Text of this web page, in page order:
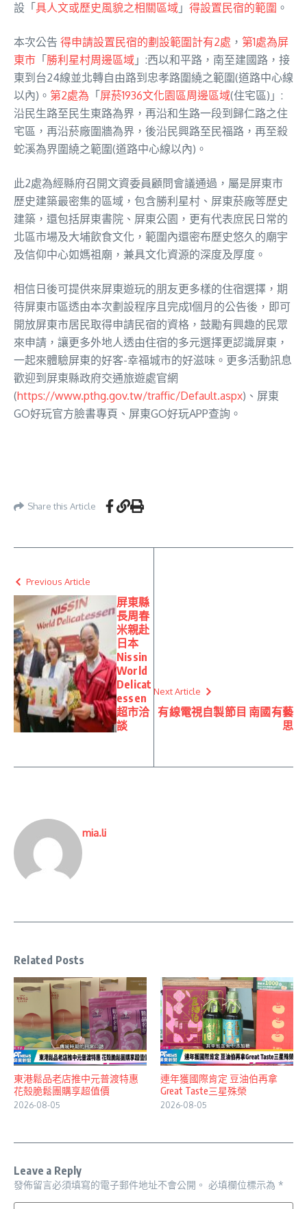
設「 具人文或歷史風貌之相關區域 」 得設置民宿的範圍 。
本次公告 得申請設置民宿的劃設範圍計有2處 ， 第1處為屏
東市 「 勝利星村周邊區域 」:西以和平路，南至建國路，接
東到台24線並北轉自由路到忠孝路圍繞之範圍(道路中心線
以內)。 第2處為 「 屏菸1936文化園區周邊區域(住宅區)」:
沿民生路至民生東路為界，再沿和生路一段到歸仁路之住
宅區，再沿菸廠圍牆為界，後沿民興路至民福路，再至殺
蛇溪為界圍繞之範圍(道路中心線以內)。
此2處為經縣府召開文資委員顧問會議通過，屬是屏東市
歷史建築最密集的區域，包含勝利星村、屏東菸廠等歷史
建築，還包括屏東書院、屏東公園，更有代表庶民日常的
北區市場及大埔飲食文化，範圍內還密布歷史悠久的廟宇
及信仰中心如媽祖廟，兼具文化資源的深度及厚度。
相信日後可提供來屏東遊玩的朋友更多樣的住宿選擇，期
待屏東市區透由本次劃設程序且完成1個月的公告後，即可
開放屏東市居民取得申請民宿的資格，鼓勵有興趣的民眾
來申請，讓更多外地人透由住宿的多元選擇更認識屏東，
一起來體驗屏東的好客-幸福城市的好滋味。更多活動訊息
歡迎到屏東縣政府交通旅遊處官網
(https://www.pthg.gov.tw/traffic/Default.aspx)、屏東
GO好玩官方臉書專頁、屏東GO好玩APP查詢。
Share this Article
Previous Article
屏東縣
長周春
米親赴
日本
Nissin
World
Delicat
essen
超市洽
談
Next Article
有線電視自製節目 南國有藝
思
mia.li
Related Posts
東港鬆品老店推中元普渡特惠
花殼脆鬆團購享超值價
2026-08-05
連年獲國際肯定 豆油伯再拿
Great Taste三星殊榮
2026-08-05
Leave a Reply
發佈留言必須填寫的電子郵件地址不會公開。 必填欄位標示為 *